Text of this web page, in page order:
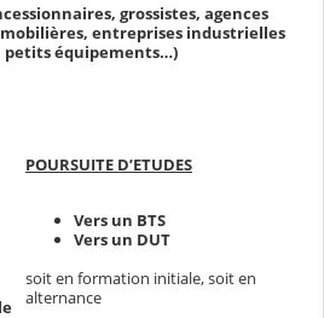
grossistes, agences
entreprises industrielles
petits équipements…)
POURSUITE D’ETUDES
Vers un BTS
Vers un DUT
soit en formation initiale, soit en
alternance